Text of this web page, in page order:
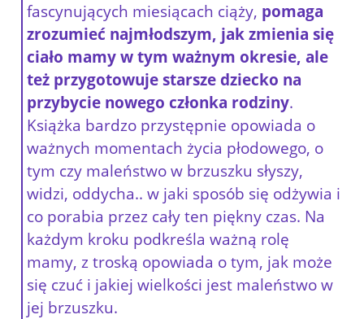
fascynujących miesiącach ciąży, pomaga
zrozumieć najmłodszym, jak zmienia się
ciało mamy w tym ważnym okresie, ale
też przygotowuje starsze dziecko na
przybycie nowego członka rodziny.
Książka bardzo przystępnie opowiada o
ważnych momentach życia płodowego, o
tym czy maleństwo w brzuszku słyszy,
widzi, oddycha.. w jaki sposób się odżywia i
co porabia przez cały ten piękny czas. Na
każdym kroku podkreśla ważną rolę
mamy, z troską opowiada o tym, jak może
się czuć i jakiej wielkości jest maleństwo w
jej brzuszku.